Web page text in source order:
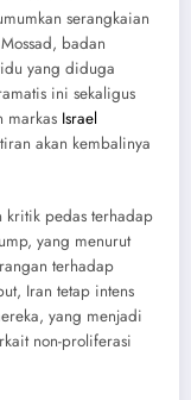
serangkaian
badan
yang diduga
ini sekaligus
markas Israel
akan kembalinya
kritik pedas terhadap
yang menurut
terhadap
Iran tetap intens
yang menjadi
non-proliferasi